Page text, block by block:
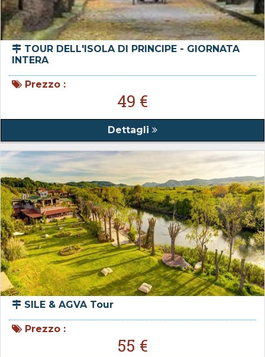
TOUR DELL'ISOLA DI PRINCIPE - GIORNATA
INTERA
Prezzo :
49 €
Dettagli
SILE & AGVA Tour
Prezzo :
55 €